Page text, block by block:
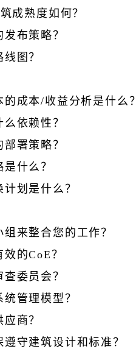
成熟度如何？
布策略？
图？
成本/收益分析是什么？
依赖性？
署策略？
什么？
划是什么？
来整合您的工作？
的CoE？
委员会？
管理模型？
商？
守建筑设计和标准？